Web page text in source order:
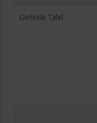
Gerlinde Tafel